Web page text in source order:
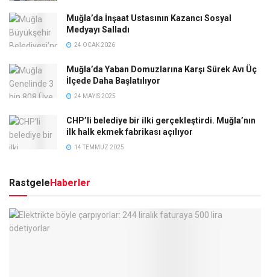
Muğla’da İnşaat Ustasının Kazancı Sosyal
Medyayı Salladı
24 OCAK 2026
Muğla’da Yaban Domuzlarına Karşı Sürek Avı Üç
İlçede Daha Başlatılıyor
24 MAYIS 2025
CHP’li belediye bir ilki gerçekleştirdi. Muğla’nın
ilk halk ekmek fabrikası açılıyor
14 TEMMUZ 2025
RastgeleHaberler